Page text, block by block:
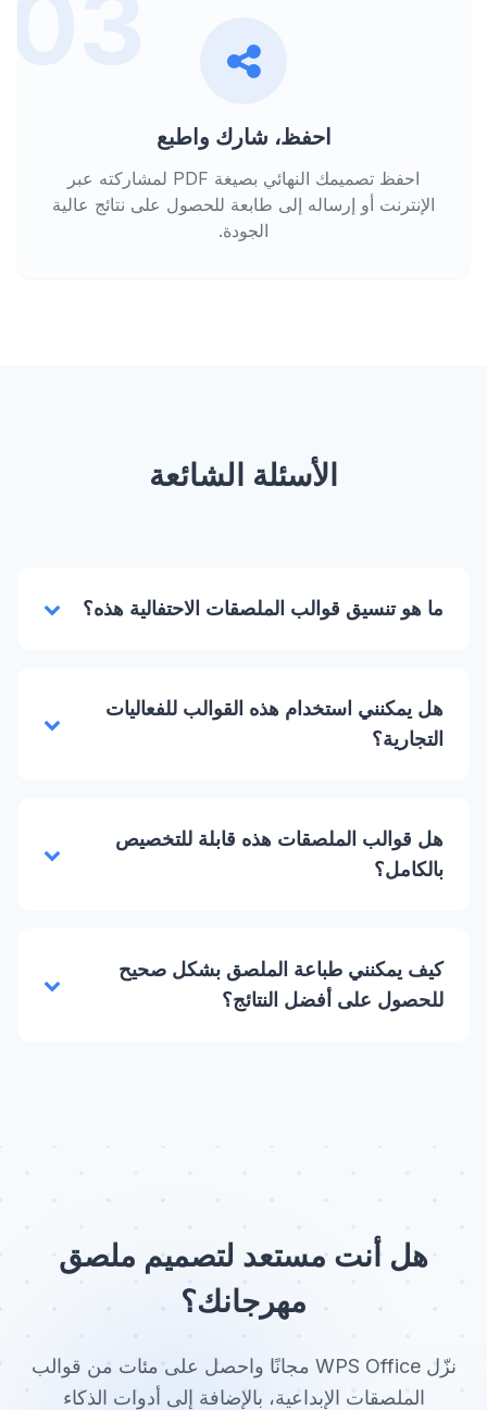
احفظ، شارك واطبع
احفظ تصميمك النهائي بصيغة PDF لمشاركته عبر
الإنترنت أو إرساله إلى طابعة للحصول على نتائج عالية
الجودة.
الأسئلة الشائعة
ما هو تنسيق قوالب الملصقات الاحتفالية هذه؟
هل يمكنني استخدام هذه القوالب للفعاليات
التجارية؟
هل قوالب الملصقات هذه قابلة للتخصيص
بالكامل؟
كيف يمكنني طباعة الملصق بشكل صحيح
للحصول على أفضل النتائج؟
هل أنت مستعد لتصميم ملصق
مهرجانك؟
نزّل WPS Office مجانًا واحصل على مئات من قوالب
الملصقات الإبداعية، بالإضافة إلى أدوات الذكاء